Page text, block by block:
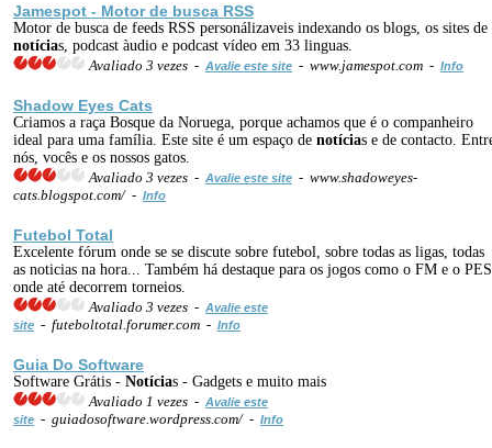
Jamespot - Motor de busca RSS
Motor de busca de feeds RSS personálizaveis indexando os blogs, os sites de
notícias, podcast àudio e podcast vídeo em 33 linguas.
Avaliado 3 vezes - Avalie este site - www.jamespot.com - Info
Shadow Eyes Cats
Criamos a raça Bosque da Noruega, porque achamos que é o companheiro
ideal para uma família. Este site é um espaço de notícias e de contacto.
nós, vocês e os nossos gatos.
Avaliado 3 vezes - Avalie este site - www.shadoweyes-
cats.blogspot.com/ - Info
Futebol Total
Excelente fórum onde se se discute sobre futebol, sobre todas as ligas, todas
as noticias na hora... Também há destaque para os jogos como o FM e o
onde até decorrem torneios.
Avaliado 3 vezes - Avalie este
site - futeboltotal.forumer.com - Info
Guia Do Software
Software Grátis - Notícias - Gadgets e muito mais
Avaliado 1 vezes - Avalie este
site - guiadosoftware.wordpress.com/ - Info